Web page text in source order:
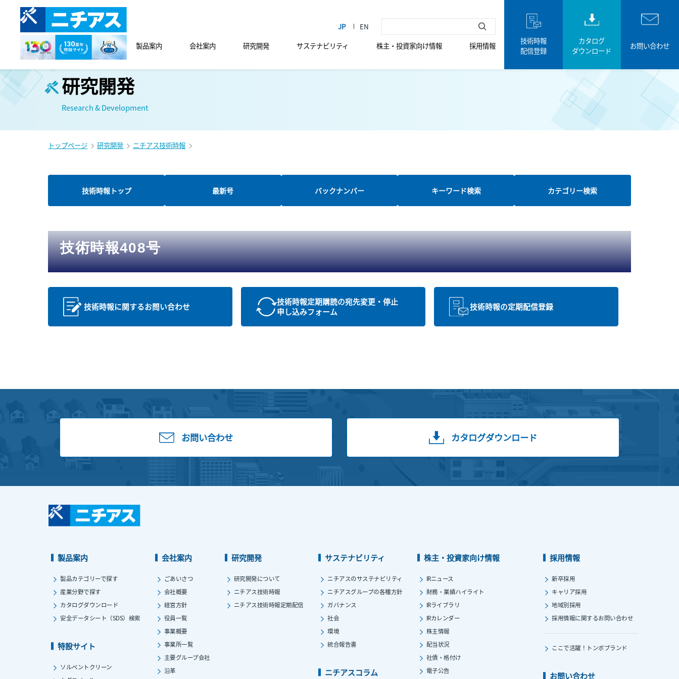
製品案内 会社案内 研究開発 サステナビリティ 株主・投資家向け情報 採用情報
技術時報
配信登録
カタログ
ダウンロード
お問い合わせ
研究開発
Research & Development
トップページ 研究開発 ニチアス技術時報
技術時報トップ 最新号 バックナンバー キーワード検索 カテゴリー検索
技術時報408号
技術時報に関するお問い合わせ
技術時報定期購読の宛先変更・停止
申し込みフォーム
技術時報の定期配信登録
お問い合わせ カタログダウンロード
製品案内
製品カテゴリーで探す
産業分野で探す
カタログダウンロード
安全データシート（SDS）検索
特設サイト
ソルベントクリーン
会社案内
ごあいさつ
会社概要
経営方針
役員一覧
事業概要
事業所一覧
主要グループ会社
沿革
研究開発
研究開発について
ニチアス技術時報
ニチアス技術時報定期配信
サステナビリティ
ニチアスのサステナビリティ
ニチアスグループの各種方針
ガバナンス
社会
環境
統合報告書
ニチアスコラム
株主・投資家向け情報
IRニュース
財務・業績ハイライト
IRライブラリ
IRカレンダー
株主情報
配当状況
社債・格付け
電子公告
採用情報
新卒採用
キャリア採用
地域別採用
採用情報に関するお問い合わせ
ここで活躍！ トンボブランド
お問い合わせ